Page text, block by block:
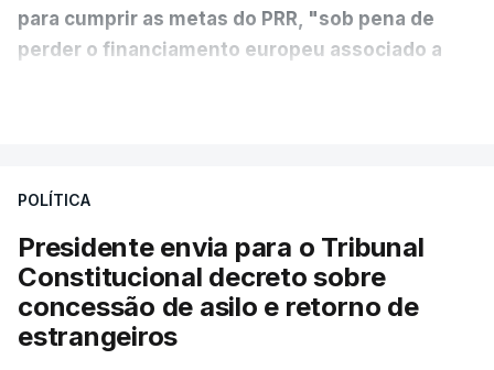
para cumprir as metas do PRR, "sob pena de
perder o financiamento europeu associado a
sistema mais simples, mais justo e transparente".
"Sempre que seja possível reduzir burocracias,
eliminar sobreposições e garantir que os apoios
chegam a quem mais necessita, estaremos a dar
um passo na direção certa", argumenta o
POLÍTICA
Presidente envia para o Tribunal
Constitucional decreto sobre
concessão de asilo e retorno de
estrangeiros